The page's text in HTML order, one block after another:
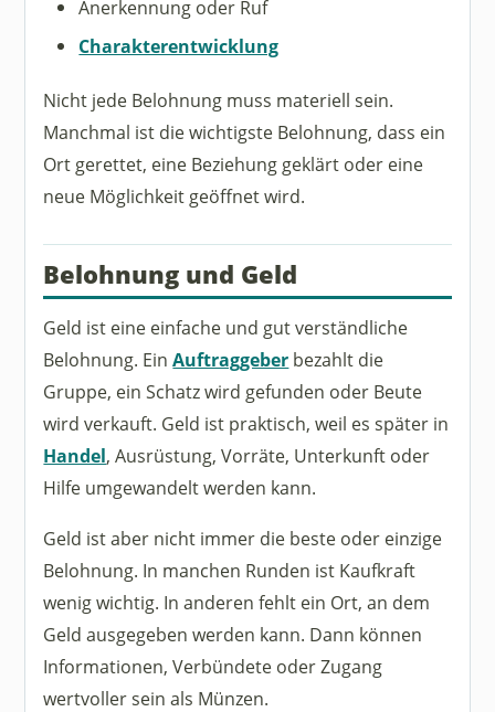
Anerkennung oder Ruf
Charakterentwicklung
Nicht jede Belohnung muss materiell sein.
Manchmal ist die wichtigste Belohnung, dass ein
Ort gerettet, eine Beziehung geklärt oder eine
neue Möglichkeit geöffnet wird.
Belohnung und Geld
Geld ist eine einfache und gut verständliche
Belohnung. EinAuftraggeber bezahlt die
Gruppe, ein Schatz wird gefunden oder Beute
wird verkauft. Geld ist praktisch, weil es später in
Handel, Ausrüstung, Vorräte, Unterkunft oder
Hilfe umgewandelt werden kann.
Geld ist aber nicht immer die beste oder einzige
Belohnung. In manchen Runden ist Kaufkraft
wenig wichtig. In anderen fehlt ein Ort, an dem
Geld ausgegeben werden kann. Dann können
Informationen, Verbündete oder Zugang
wertvoller sein als Münzen.